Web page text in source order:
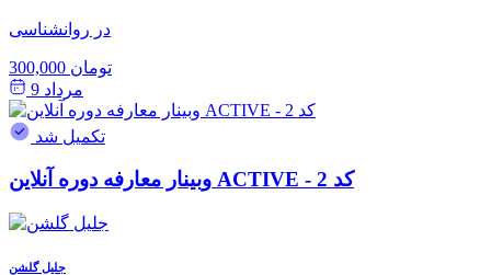
در روانشناسی
300,000 تومان
مرداد 9
تکمیل شد
وبینار معارفه دوره آنلاین ACTIVE - کد 2
جلیل گلشن